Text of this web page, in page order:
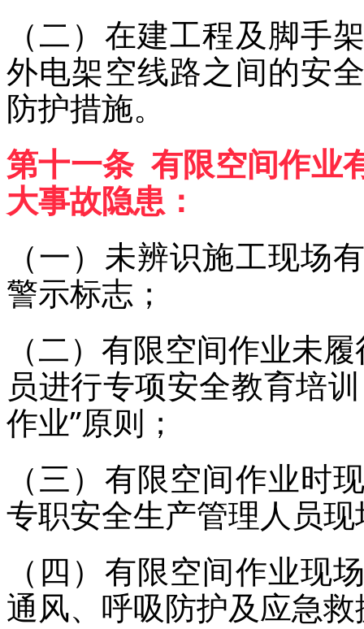
（二）在建工程及脚手
外电架空线路之间的安
防护措施。
第十一条 有限空间作业
大事故隐患：
（一）未辨识施工现场
警示标志；
（二）有限空间作业未
员进行专项安全教育培
作业”原则；
（三）有限空间作业时
专职安全生产管理人员
（四）有限空间作业现
通风、呼吸防护及应急